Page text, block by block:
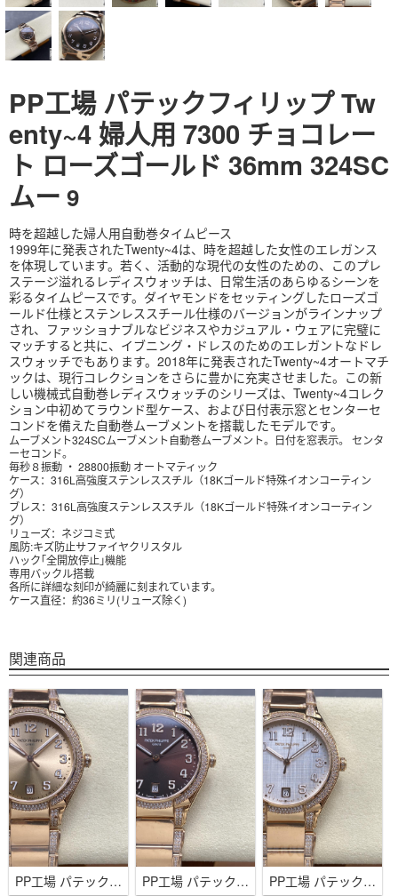
PP工場 パテックフィリップ Tw
enty~4 婦人用 7300 チョコレー
ト ローズゴールド 36mm 324SC
ムー 9
時を超越した婦人用自動巻タイムピース
1999年に発表されたTwenty~4は、時を超越した女性のエレガンス
を体現しています。若く、活動的な現代の女性のための、このプレ
ステージ溢れるレディスウォッチは、日常生活のあらゆるシーンを
彩るタイムピースです。ダイヤモンドをセッティングしたローズゴ
ールド仕様とステンレススチール仕様のバージョンがラインナップ
され、ファッショナブルなビジネスやカジュアル・ウェアに完璧に
マッチすると共に、イブニング・ドレスのためのエレガントなドレ
スウォッチでもあります。2018年に発表されたTwenty~4オートマチ
ックは、現行コレクションをさらに豊かに充実させました。この新
しい機械式自動巻レディスウォッチのシリーズは、Twenty~4コレク
ション中初めてラウンド型ケース、および日付表示窓とセンターセ
コンドを備えた自動巻ムーブメントを搭載したモデルです。
ムーブメント324SCムーブメント自動巻ムーブメント。 日付を窓表示。 センタ
ーセコンド。
毎秒８振動 ・ 28800振動 オートマティック
ケース： 316L高強度ステンレススチル（18Kゴールド特殊イオンコーティン
グ）
ブレス： 316L高強度ステンレススチル （18Kゴールド特殊イオンコーティン
グ）
リューズ：ネジコミ式
風防:キズ防止サファイヤクリスタル
ハック｢全開放停止｣機能
専用バックル搭載
各所に詳細な刻印が綺麗に刻まれています。
ケース直径：約36ミリ(リューズ除く)
関連商品
PP工場 パテックフィリップ Twenty~4 婦人用 7300 ダイヤ入れ ゴールド 36mm 324SCムーブメント PP工場 パテックフィリップ Twenty~4 婦人用 7300 ダイヤ入れ チョコレート 36mm 324SCムーブメ PP工場 パテックフィリップ Twenty~4 婦人用 7300 ダイヤ入れ シルバー 36mm 324SCムーブメント